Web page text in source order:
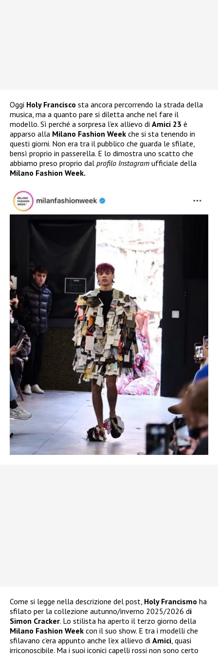
Oggi Holy Francisco sta ancora percorrendo la strada della
musica, ma a quanto pare si diletta anche nel fare il
modello. Sì perché a sorpresa l’ex allievo di Amici 23 è
apparso alla Milano Fashion Week che si sta tenendo in
questi giorni. Non era tra il pubblico che guarda le sfilate,
bensì proprio in passerella. E lo dimostra uno scatto che
abbiamo preso proprio dal profilo Instagram ufficiale della
Milano Fashion Week.
Come si legge nella descrizione del post, Holy Francismo ha
sfilato per la collezione autunno/inverno 2025/2026 di
Simon Cracker. Lo stilista ha aperto il terzo giorno della
Milano Fashion Week con il suo show. E tra i modelli che
sfilavano c’era appunto anche l’ex allievo di Amici , quasi
irriconoscibile. Ma i suoi iconici capelli rossi non sono certo